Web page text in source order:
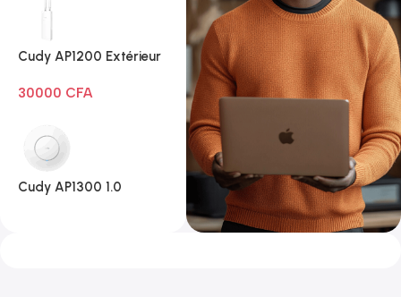
Cudy AP1200 Extérieur
30000 CFA
Cudy AP1300 1.0